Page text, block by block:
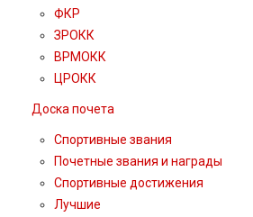
ФКР
ЗРОКК
ВРМОКК
ЦРОКК
Доска почета
Спортивные звания
Почетные звания и награды
Спортивные достижения
Лучшие